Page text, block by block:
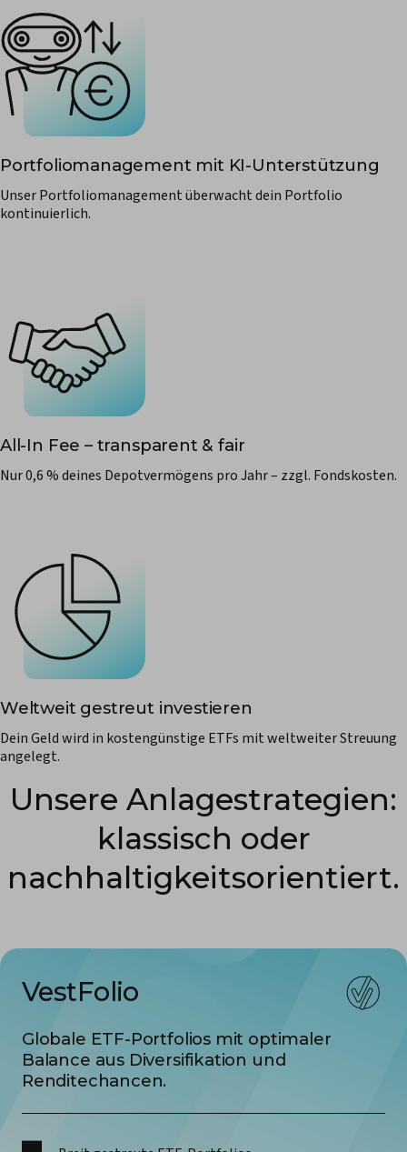
Portfoliomanagement mit KI-Unterstützung
Unser Portfoliomanagement überwacht dein Portfolio
kontinuierlich.
All-In Fee – transparent & fair
Nur 0,6 % deines Depotvermögens pro Jahr – zzgl. Fondskosten.
Weltweit gestreut investieren
Dein Geld wird in kostengünstige ETFs mit weltweiter Streuung
angelegt.
Unsere Anlage­strategien:
klassisch oder
nachhaltigkeits­orientiert.
VestFolio
Globale ETF-Portfolios mit optimaler
Balance aus Diversifikation und
Renditechancen.